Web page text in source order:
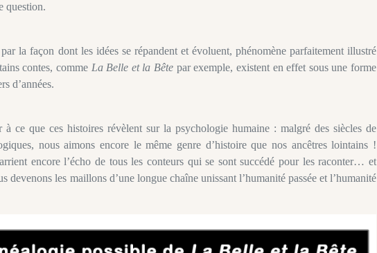
question.
la façon dont les idées se répandent et évoluent, phénomène parfaitement illustré
contes, comme La Belle et la Bête par exemple, existent en effet sous une forme
d’années.
à ce que ces histoires révèlent sur la psychologie humaine : malgré des siècles de
nous aimons encore le même genre d’histoire que nos ancêtres lointains !
encore l’écho de tous les conteurs qui se sont succédé pour les raconter… et
devenons les maillons d’une longue chaîne unissant l’humanité passée et l’humanité